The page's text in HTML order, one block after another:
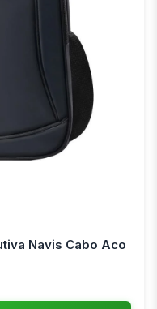
Navis Cabo Aco